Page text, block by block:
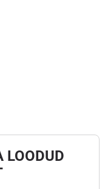
LOODUD